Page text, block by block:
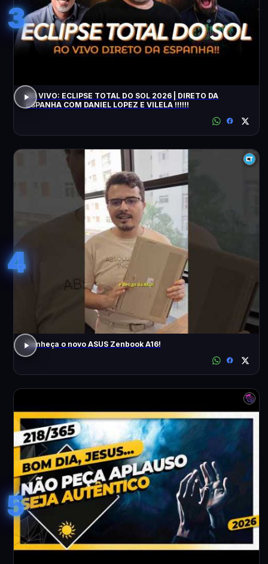
3
AO VIVO: ECLIPSE TOTAL DO SOL 2026 | DIRETO DA
ESPANHA COM DANIEL LOPEZ E VILELA !!!!!!
4
Conheça o novo ASUS Zenbook A16!
5